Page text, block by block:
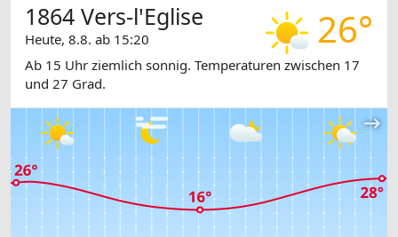
26°
1864 Vers-l'Eglise
Heute, 8.8. ab 15:20
Ab 15 Uhr ziemlich sonnig. Temperaturen zwischen 17
und 27 Grad.